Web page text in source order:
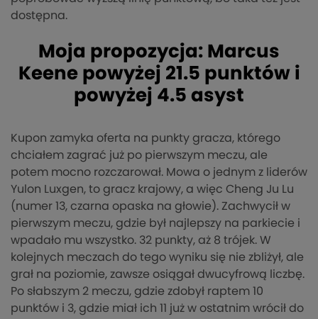
dostępna.
Moja propozycja: Marcus
Keene powyżej 21.5 punktów i
powyżej 4.5 asyst
Kupon zamyka oferta na punkty gracza, którego
chciałem zagrać już po pierwszym meczu, ale
potem mocno rozczarował. Mowa o jednym z liderów
Yulon Luxgen, to gracz krajowy, a więc Cheng Ju Lu
(numer 13, czarna opaska na głowie). Zachwycił w
pierwszym meczu, gdzie był najlepszy na parkiecie i
wpadało mu wszystko. 32 punkty, aż 8 trójek. W
kolejnych meczach do tego wyniku się nie zbliżył, ale
grał na poziomie, zawsze osiągał dwucyfrową liczbę.
Po słabszym 2 meczu, gdzie zdobył raptem 10
punktów i 3, gdzie miał ich 11 już w ostatnim wrócił do